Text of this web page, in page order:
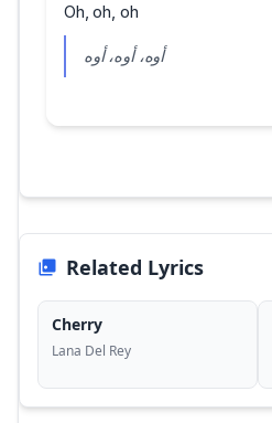
Oh, oh, oh
أوه، أوه، أوه
Related Lyrics
Cherry
Lana Del Rey